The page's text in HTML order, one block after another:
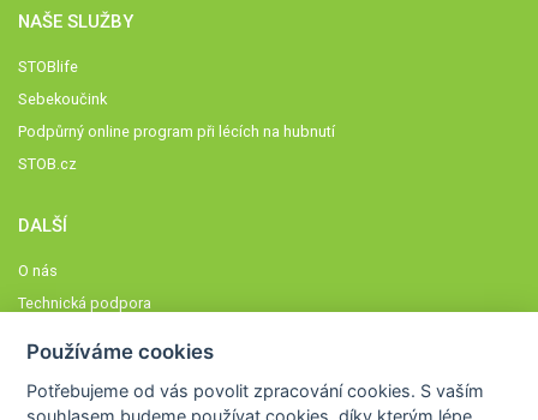
NAŠE SLUŽBY
STOBlife
Sebekoučink
Podpůrný online program při lécích na hubnutí
STOB.cz
DALŠÍ
O nás
Technická podpora
Členové STOBklubu
Používáme cookies
Potřebujeme od vás povolit zpracování cookies. S vaším
souhlasem budeme používat cookies, díky kterým lépe